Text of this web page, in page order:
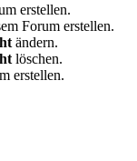
erstellen.
Forum erstellen.
ändern.
löschen.
erstellen.